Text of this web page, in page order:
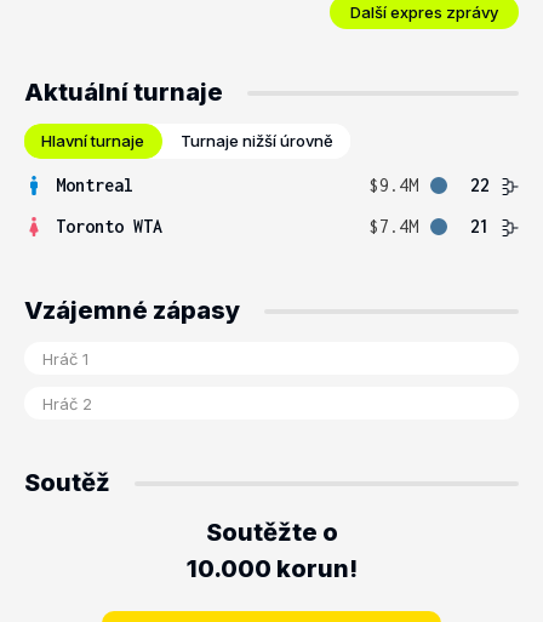
Další expres zprávy
Aktuální turnaje
Hlavní turnaje Turnaje nižší úrovně
Montreal $9.4M
22
Toronto WTA
$7.4M 21
Vzájemné zápasy
Soutěž
Soutěžte o
10.000 korun!